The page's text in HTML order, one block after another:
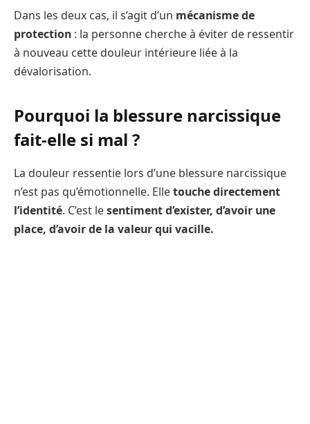
Dans les deux cas, il s’agit d’un mécanisme de
protection : la personne cherche à éviter de ressentir
à nouveau cette douleur intérieure liée à la
dévalorisation.
Pourquoi la blessure narcissique
fait-elle si mal ?
La douleur ressentie lors d’une blessure narcissique
n’est pas qu’émotionnelle. Elletouche directement
l’identité. C’est lesentiment d’exister, d’avoir une
place, d’avoir de la valeur qui vacille.